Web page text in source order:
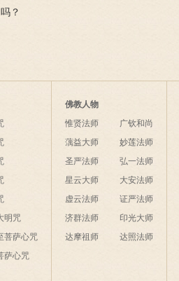
？
明咒
菩萨心咒
萨心咒
佛教人物
惟贤法师
蕅益大师
圣严法师
星云大师
虚云法师
济群法师
达摩祖师
广钦和尚
妙莲法师
弘一法师
大安法师
证严法师
印光大师
达照法师